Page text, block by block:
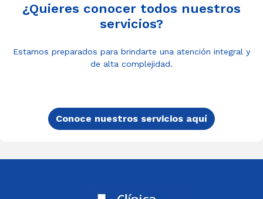
¿Quieres conocer todos nuestros
servicios?
Estamos preparados para brindarte una atención integral y
de alta complejidad.
Conoce nuestros servicios aquí